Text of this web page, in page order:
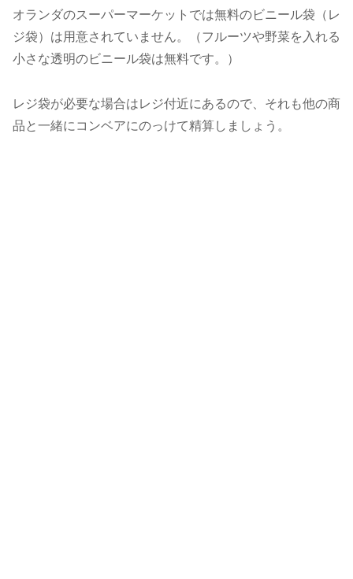
オランダのスーパーマーケットでは無料のビニール袋（レ
ジ袋）は用意されていません。（フルーツや野菜を入れる
小さな透明のビニール袋は無料です。）
レジ袋が必要な場合はレジ付近にあるので、それも他の商
品と一緒にコンベアにのっけて精算しましょう。